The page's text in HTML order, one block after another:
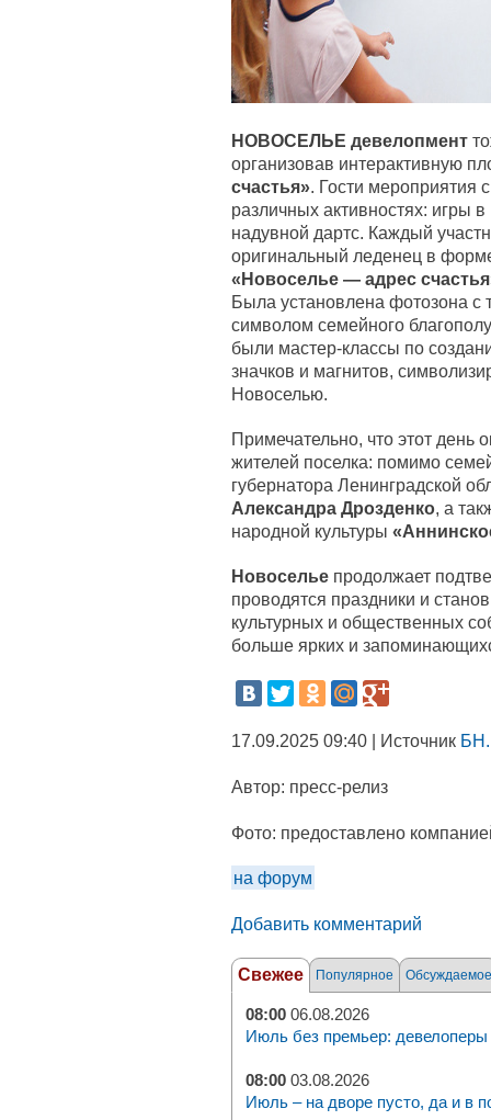
НОВОСЕЛЬЕ девелопмент
организовав интерактивную
счастья». Гости мероприятия
различных активностях: игры
надувной дартс. Каждый
оригинальный леденец в
«Новоселье — адрес
Была установлена фотозона с
символом семейного
были мастер-классы по
значков и магнитов,
Новоселью.
Примечательно, что этот
жителей поселка: помимо
губернатора Ленинградской
Александра Дрозденко, а
народной культуры
Новоселье продолжает
проводятся праздники и
культурных и общественных
больше ярких и
17.09.2025 09:40 | Источник
Автор: пресс-релиз
Фото: предоставлено
на форум
Добавить комментарий
Свежее Популярное Обсуждаемое
08:00 06.08.2026
Июль без премьер: девелоперы
08:00 03.08.2026
Июль – на дворе пусто, да и в